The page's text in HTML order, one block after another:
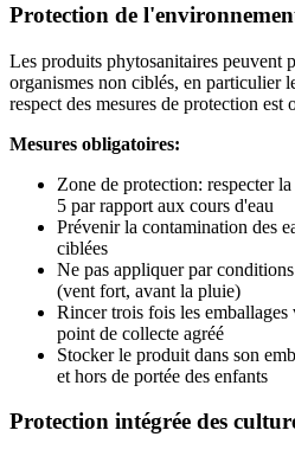
Protection de
Les produits phytosanitaires peuvent
organismes non ciblés, en particulier
respect des mesures de protection est
Mesures obligatoires:
Zone de protection: respecter
5 par rapport aux cours d'eau
Prévenir la contamination des
ciblées
Ne pas appliquer par
(vent fort, avant la pluie)
Rincer trois fois les
point de collecte agréé
Stocker le produit dans son
et hors de portée des enfants
Protection intégrée des